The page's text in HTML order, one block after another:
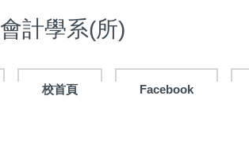
會計學系(所)
校首頁 Facebook